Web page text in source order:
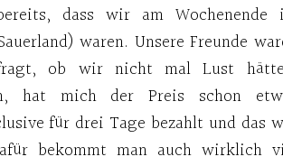
dass wir am Wochenende
waren. Unsere Freunde
ob wir nicht mal Lust
hat mich der Preis schon
für drei Tage bezahlt und das
bekommt man auch wirklich